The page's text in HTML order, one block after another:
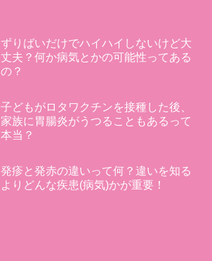
ずりばいだけでハイハイしないけど大
丈夫？何か病気とかの可能性ってある
の？
子どもがロタワクチンを接種した後、
家族に胃腸炎がうつることもあるって
本当？
発疹と発赤の違いって何？違いを知る
よりどんな疾患(病気)かが重要！